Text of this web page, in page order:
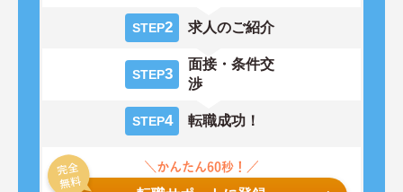
STEP2 求人のご紹介
STEP3
面接・条件交
渉
STEP4 転職成功！